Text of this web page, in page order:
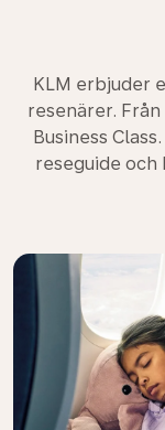
KLM erbjuder
resenärer.
Business
reseguide och